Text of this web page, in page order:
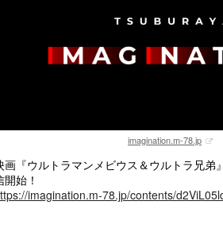
imagination.m-78.jp
画『ウルトラマンメビウス＆ウルトラ兄弟
開始！
imagination.m-78.jp/contents/